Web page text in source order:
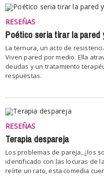
RESEÑAS
Poético seria tirar la
La ternura, un acto de
Viven pared por medio. Ella
deudas y un tratamiento
respuestas.
RESEÑAS
Terapia despareja
Los problemas de pareja, ¿los
identificado con las locuras de
reírte un rato, esta comedia